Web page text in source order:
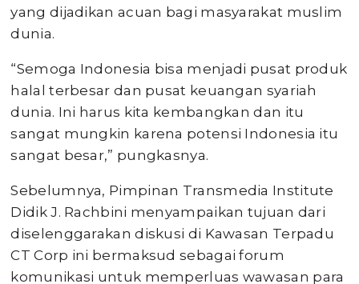
yang dijadikan acuan bagi masyarakat muslim
dunia.
“Semoga Indonesia bisa menjadi pusat produk
halal terbesar dan pusat keuangan syariah
dunia. Ini harus kita kembangkan dan itu
sangat mungkin karena potensi Indonesia itu
sangat besar,” pungkasnya.
Sebelumnya, Pimpinan Transmedia Institute
Didik J. Rachbini menyampaikan tujuan dari
diselenggarakan diskusi di Kawasan Terpadu
CT Corp ini bermaksud sebagai forum
komunikasi untuk memperluas wawasan para